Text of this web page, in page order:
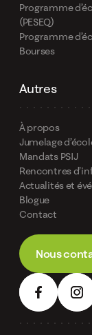
Programme
(PESEQ)
Programme
Bourses
Autres
À propos
Jumelage
Mandats PSIJ
Rencontres
Actualités et
Blogue
Contact
Nous